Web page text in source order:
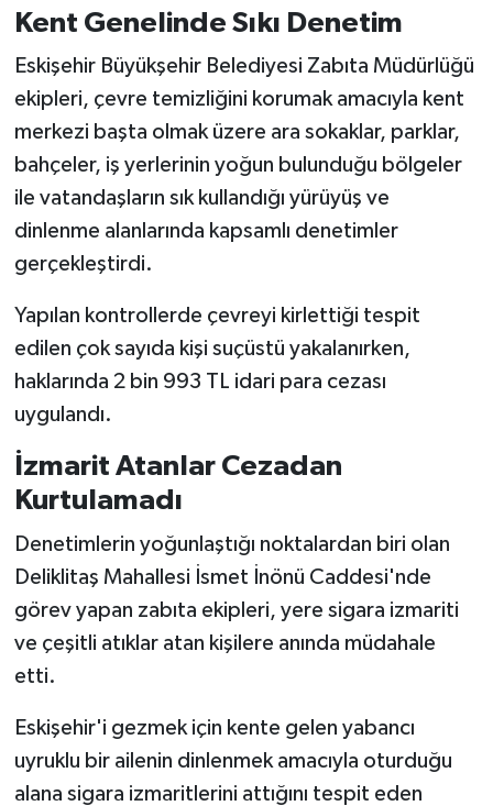
Kent Genelinde Sıkı Denetim
Eskişehir Büyükşehir Belediyesi Zabıta Müdürlüğü
ekipleri, çevre temizliğini korumak amacıyla kent
merkezi başta olmak üzere ara sokaklar, parklar,
bahçeler, iş yerlerinin yoğun bulunduğu bölgeler
ile vatandaşların sık kullandığı yürüyüş ve
dinlenme alanlarında kapsamlı denetimler
gerçekleştirdi.
Yapılan kontrollerde çevreyi kirlettiği tespit
edilen çok sayıda kişi suçüstü yakalanırken,
haklarında 2 bin 993 TL idari para cezası
uygulandı.
İzmarit Atanlar Cezadan
Kurtulamadı
Denetimlerin yoğunlaştığı noktalardan biri olan
Deliklitaş Mahallesi İsmet İnönü Caddesi'nde
görev yapan zabıta ekipleri, yere sigara izmariti
ve çeşitli atıklar atan kişilere anında müdahale
etti.
Eskişehir'i gezmek için kente gelen yabancı
uyruklu bir ailenin dinlenmek amacıyla oturduğu
alana sigara izmaritlerini attığını tespit eden